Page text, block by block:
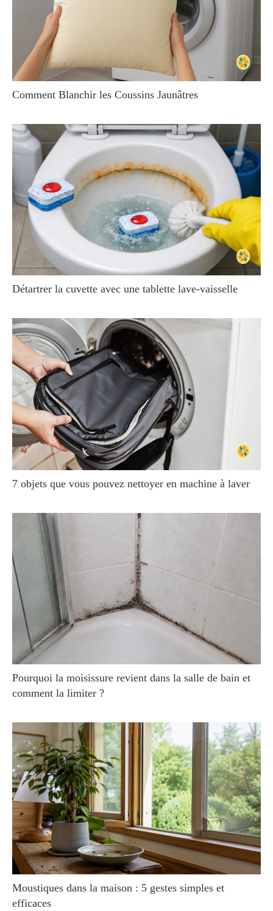
Comment Blanchir les Coussins Jaunâtres
Détartrer la cuvette avec une tablette lave-vaisselle
7 objets que vous pouvez nettoyer en machine à laver
Pourquoi la moisissure revient dans la salle de bain et
comment la limiter ?
Moustiques dans la maison : 5 gestes simples et
efficaces